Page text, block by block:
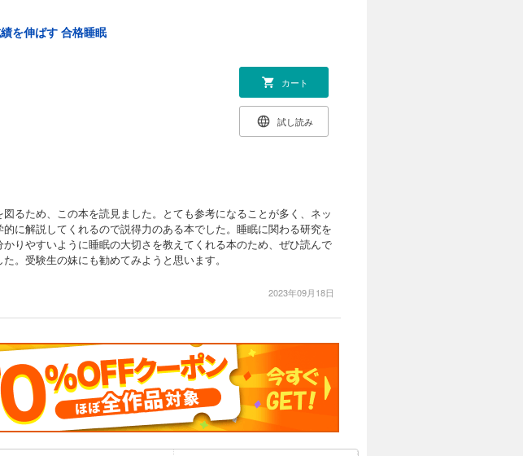
を伸ばす 合格睡眠
カート
試し読み
るため、この本を読見ました。とても参考になることが多く、ネッ
に解説してくれるので説得力のある本でした。睡眠に関わる研究を
りやすいように睡眠の大切さを教えてくれる本のため、ぜひ読んで
。受験生の妹にも勧めてみようと思います。
2023年09月18日